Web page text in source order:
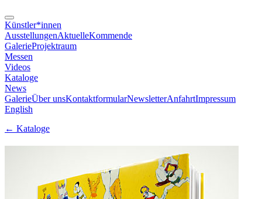
Künstler*innen
AusstellungenAktuelleKommende
GalerieProjektraum
Messen
Videos
Kataloge
News
GalerieÜber unsKontaktformularNewsletterAnfahrtImpressum
English
← Kataloge